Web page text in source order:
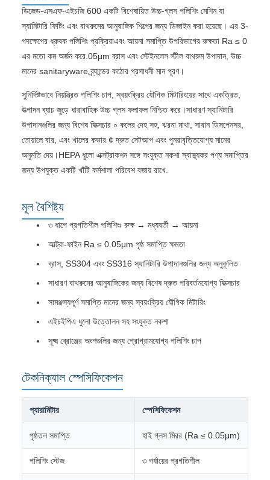
ডিজেড-এসএফ-এইচজি 600 একটি বিশেষায়িত উচ্চ-গ্লস পলিশিং মেশিন যা
স্যানিটারি ফিটিং এবং বাথরুমের আনুষাঙ্গিক শিল্পের জন্য ডিজাইন করা হয়েছে। এর 3-
পদক্ষেপের ধ্রুবক পলিশিং প্রক্রিয়াএবং আয়না সমাপ্তি উপরিভাগের রুক্ষতা Ra ≤ 0
এর মতো কম অর্জন করে.05μm ব্রাস এবং স্টেইনলেস স্টীল বাথরুম উপাদান, উচ্চ
মানের sanitaryware ব্র্যান্ডের কঠোর প্রসাধনী মান পূরণ।
সুনির্দিষ্টভাবে নিয়ন্ত্রিত পলিশিং চাপ, স্বয়ংক্রিয় যৌগিক মিটারিংয়ের সাথে একত্রিত,
উত্পাদন ব্যাচ জুড়ে ধারাবাহিক উচ্চ গ্লস ফলাফল নিশ্চিত করে।সাধারণ স্যানিটারি
উপাদানগুলির জন্য বিশেষ ফিক্সচার ০ কলের দেহ সহ, ঝরনা মাথা, সাবান ডিসপেনসর,
তোয়ালে বার, এবং খালের কভার ¢ দ্রুত সেটআপ এবং পুনরাবৃত্তিযোগ্য মানের
অনুমতি দেয়।HEPA ধুলো এক্সট্রাকশন সঙ্গে সংযুক্ত নকশা স্বাস্থ্যকর পণ্য সমাপ্তির
জন্য উপযুক্ত একটি খাঁটি কর্মশালা পরিবেশ বজায় রাখে.
মূল বৈশিষ্ট্য
৩ ধাপে প্রগতিশীল পলিশিংঃ রুক্ষ → মধ্যবর্তী → আয়না
আল্ট্রা-ফাইন Ra ≤ 0.05μm পৃষ্ঠ সমাপ্তি ক্ষমতা
ব্রাস, SS304 এবং SS316 স্যানিটারি উপাদানগুলির জন্য অনুকূলিত
সাধারণ বাথরুমের আনুষাঙ্গিকের জন্য বিশেষ দ্রুত পরিবর্তনযোগ্য ফিক্সচার
সামঞ্জস্যপূর্ণ সমাপ্তি মানের জন্য স্বয়ংক্রিয় যৌগিক মিটারিং
এইচইপিএ ধুলো উত্তোলন সহ সংযুক্ত নকশা
সূক্ষ্ম ব্রোঞ্জের অংশগুলির জন্য প্রোগ্রামযোগ্য পলিশিং চাপ
টেকনিক্যাল স্পেসিফিকেশন
প্যারামিটার স্পেসিফিকেশন
পৃষ্ঠতল সমাপ্তি হাই গ্লস মিরর (Ra ≤ 0.05μm)
পলিশিং স্টেজ ৩ পর্যায়ের প্রগতিশীল